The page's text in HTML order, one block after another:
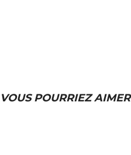
VOUS POURRIEZ AIMER